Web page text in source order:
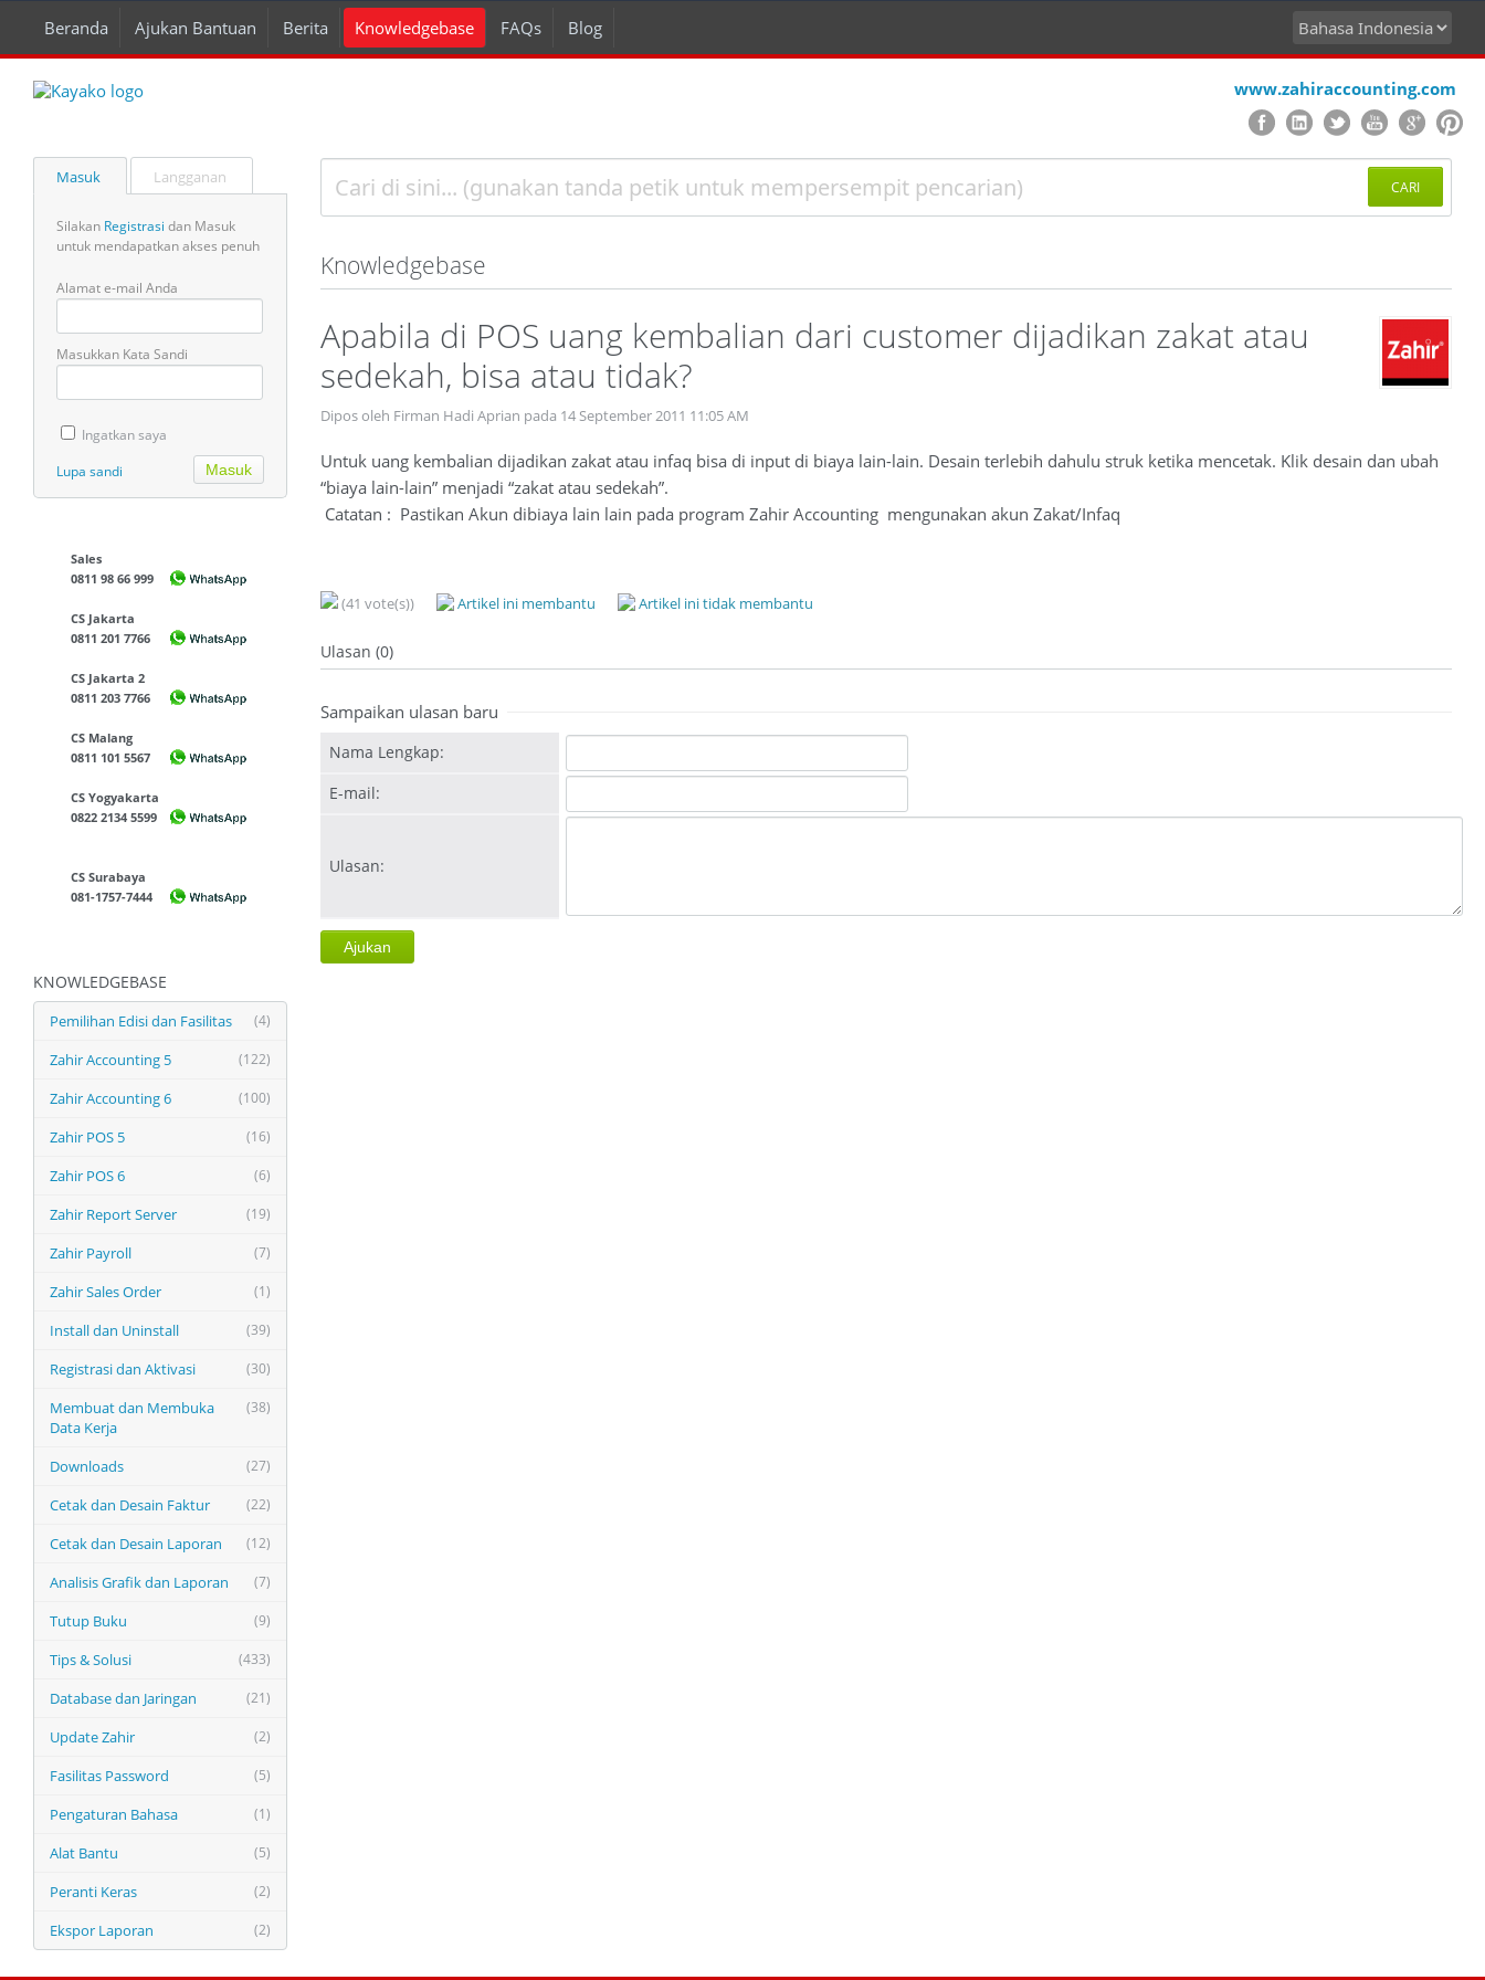
Beranda Ajukan Bantuan Berita Knowledgebase FAQs Blog
www.zahiraccounting.com
Masuk Langganan
Silakan Registrasi dan Masuk
untuk mendapatkan akses penuh
Alamat e-mail Anda
Masukkan Kata Sandi
Ingatkan saya
Lupa sandi
Sales
0811 98 66 999
CS Jakarta
0811 201 7766
CS Jakarta 2
0811 203 7766
CS Malang
0811 101 5567
CS Yogyakarta
0822 2134 5599
CS Surabaya
081-1757-7444
KNOWLEDGEBASE
(4)
Pemilihan Edisi dan Fasilitas
(122)
Zahir Accounting 5
(100)
Zahir Accounting 6
(16)
Zahir POS 5
(6)
Zahir POS 6
(19)
Zahir Report Server
(7)
Zahir Payroll
(1)
Zahir Sales Order
(39)
Install dan Uninstall
(30)
Registrasi dan Aktivasi
(38)
Membuat dan Membuka
Data Kerja
(27)
Downloads
(22)
Cetak dan Desain Faktur
(12)
Cetak dan Desain Laporan
(7)
Analisis Grafik dan Laporan
(9)
Tutup Buku
(433)
Tips & Solusi
(21)
Database dan Jaringan
(2)
Update Zahir
(5)
Fasilitas Password
(1)
Pengaturan Bahasa
(5)
Alat Bantu
(2)
Peranti Keras
(2)
Ekspor Laporan
CARI
Knowledgebase
Apabila di POS uang kembalian dari customer dijadikan zakat atau
sedekah, bisa atau tidak?
Dipos oleh Firman Hadi Aprian pada 14 September 2011 11:05 AM
Untuk uang kembalian dijadikan zakat atau infaq bisa di input di biaya lain-lain. Desain terlebih dahulu struk ketika mencetak. Klik desain dan ubah
“biaya lain-lain” menjadi “zakat atau sedekah”.
Catatan : Pastikan Akun dibiaya lain lain pada program Zahir Accounting mengunakan akun Zakat/Infaq
(41 vote(s)) Artikel ini membantu Artikel ini tidak membantu
Ulasan (0)
Sampaikan ulasan baru
Nama Lengkap:
E-mail:
Ulasan: